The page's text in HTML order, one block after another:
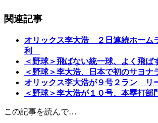
関連記事
オリックス李大浩 ２日連続ホーム
利
＜野球＞飛ばない統一球、よく飛ば
＜野球＞李大浩、日本で初のサヨナ
オリックス李大浩が９号２ラン リ
＜野球＞李大浩が１０号、本塁打部
この記事を読んで…